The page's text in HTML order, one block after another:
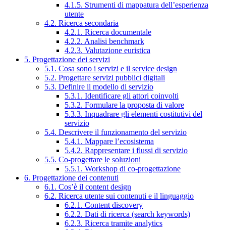
4.1.5. Strumenti di mappatura dell’esperienza
utente
4.2. Ricerca secondaria
4.2.1. Ricerca documentale
4.2.2. Analisi benchmark
4.2.3. Valutazione euristica
5. Progettazione dei servizi
5.1. Cosa sono i servizi e il service design
5.2. Progettare servizi pubblici digitali
5.3. Definire il modello di servizio
5.3.1. Identificare gli attori coinvolti
5.3.2. Formulare la proposta di valore
5.3.3. Inquadrare gli elementi costitutivi del
servizio
5.4. Descrivere il funzionamento del servizio
5.4.1. Mappare l’ecosistema
5.4.2. Rappresentare i flussi di servizio
5.5. Co-progettare le soluzioni
5.5.1. Workshop di co-progettazione
6. Progettazione dei contenuti
6.1. Cos’è il content design
6.2. Ricerca utente sui contenuti e il linguaggio
6.2.1. Content discovery
6.2.2. Dati di ricerca (search keywords)
6.2.3. Ricerca tramite analytics